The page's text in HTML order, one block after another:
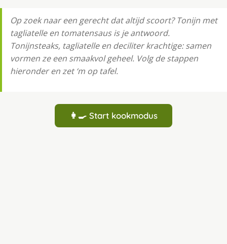
Op zoek naar een gerecht dat altijd scoort? Tonijn met
tagliatelle en tomatensaus is je antwoord.
Tonijnsteaks, tagliatelle en deciliter krachtige: samen
vormen ze een smaakvol geheel. Volg de stappen
hieronder en zet ‘m op tafel.
👩‍🍳 Start kookmodus